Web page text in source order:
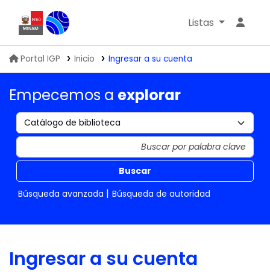
Biblioteca IGP
Listas
Portal IGP Inicio Ingresar a su cuenta
Empecemos a explorar
Buscar
Búsqueda avanzada
Búsqueda de autoridad
Ingresar a su cuenta